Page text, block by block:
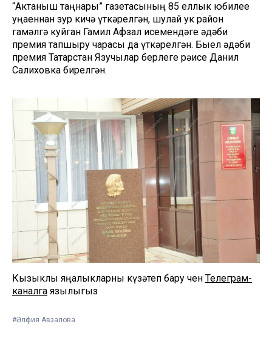
“Актаныш таңнары” газетасының 85 еллык юбилее
уңаеннан зур кичә үткәрелгән, шулай ук район
гамәлгә куйган Гамил Афзал исемендәге әдәби
премия тапшыру чарасы да үткәрелгән. Быел әдәби
премия Татарстан Язучылар берлеге рәисе Данил
Салиховка бирелгән.
Кызыклы яңалыкларны күзәтеп бару өчен Телеграм-
каналга язылыгыз
#Әлфия Авзалова